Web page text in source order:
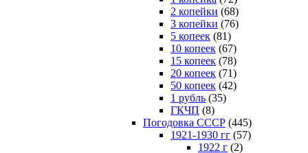
2 копейки (68)
3 копейки (76)
5 копеек (81)
10 копеек (67)
15 копеек (78)
20 копеек (71)
50 копеек (42)
1 рубль (35)
ГКЧП (8)
Погодовка СССР (445)
1921-1930 гг (57)
1922 г (2)